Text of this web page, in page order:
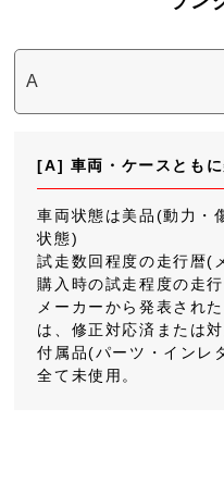
[A] 車両・ケースともに
車両状態は美品(動力・
状態)
試走数回程度の走行暦(
購入時の試走程度の走
メーカーから発表され
は、修正対応済または
付属品(パーツ・インレ
全て未使用。